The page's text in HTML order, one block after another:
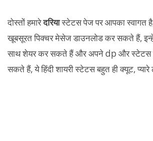
दोस्तों हमारेदरियास्टेटस पेज पर आपका स्वागत
खूबसूरत पिक्चर मेसेज डाउनलोड कर सकते हैं,
साथ शेयर कर सकते हैं और अपने dp और स्टेटस
सकते हैं, ये हिंदी शायरी स्टेटस बहुत ही क्यूट,